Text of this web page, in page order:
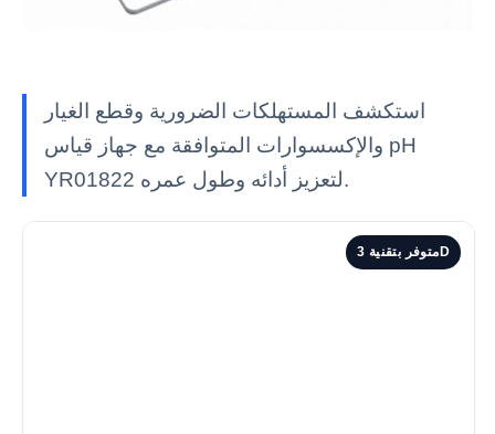
استكشف المستهلكات الضرورية وقطع الغيار
والإكسسوارات المتوافقة مع جهاز قياس pH
YR01822 لتعزيز أدائه وطول عمره.
متوفر بتقنية 3D